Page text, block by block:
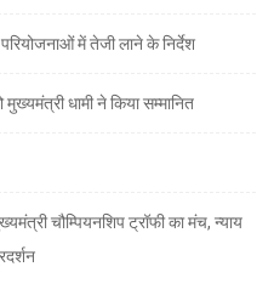
में तेजी लाने के निर्देश
धामी ने किया सम्मानित
चौम्पियनशिप ट्रॉफी का मंच, न्याय